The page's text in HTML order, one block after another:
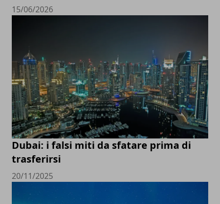
15/06/2026
Dubai: i falsi miti da sfatare prima di
trasferirsi
20/11/2025